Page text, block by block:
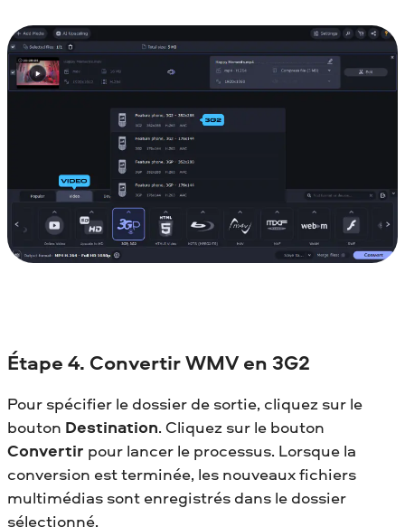
Étape 4. Convertir WMV en 3G2
Pour spécifier le dossier de sortie, cliquez sur le
bouton Destination. Cliquez sur le bouton
Convertir pour lancer le processus. Lorsque la
conversion est terminée, les nouveaux fichiers
multimédias sont enregistrés dans le dossier
sélectionné.